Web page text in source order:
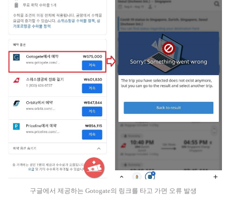
구글에서 제공하는 Gotogate의 링크를 타고 가면 오류 발생